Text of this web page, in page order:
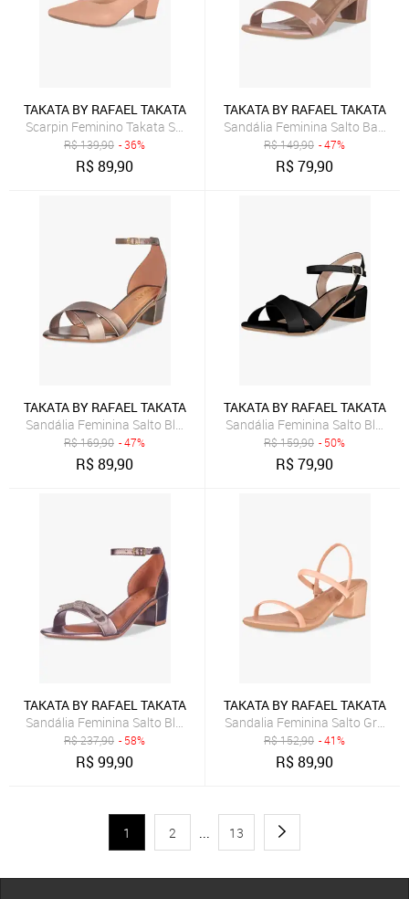
TAKATA BY RAFAEL TAKATA
Scarpin Feminino Takata Salto Bloco Baixo Grosso Sapato
R$139,90 - 36%
R$89,90
TAKATA BY RAFAEL TAKATA
Sandália Feminina Salto Baixo
R$149,90 - 47%
R$79,90
TAKATA BY RAFAEL TAKATA
Sandália Feminina Salto Bloco Grosso Quadrado Baixo Metalizada
R$169,90 - 47%
R$89,90
TAKATA BY RAFAEL TAKATA
Sandália Feminina Salto Bloco
R$159,90 - 50%
R$79,90
TAKATA BY RAFAEL TAKATA
Sandália Feminina Salto Bloco Quadrado Baixo Sapato Laço Cristal
R$237,90 - 58%
R$99,90
TAKATA BY RAFAEL TAKATA
Sandalia Feminina Salto
R$152,90 - 41%
R$89,90
1 2 ... 13